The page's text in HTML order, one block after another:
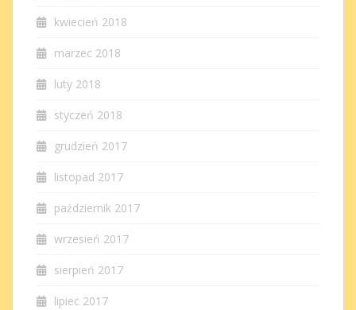
kwiecień 2018
marzec 2018
luty 2018
styczeń 2018
grudzień 2017
listopad 2017
październik 2017
wrzesień 2017
sierpień 2017
lipiec 2017